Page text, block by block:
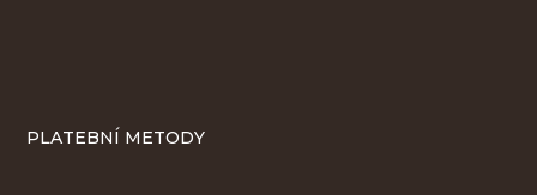
PLATEBNÍ METODY